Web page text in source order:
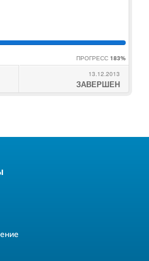
ПРОГРЕСС 183%
13.12.2013
ЗАВЕРШЕН